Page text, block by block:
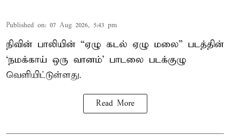
Published on: 07 Aug 2026, 5:43 pm
நிவின் பாலியின் “ஏழு கடல் ஏழு மலை” படத்தின்
‘நமக்காய் ஒரு வானம்’ பாடலை படக்குழு
வெளியிட்டுள்ளது.
Read More